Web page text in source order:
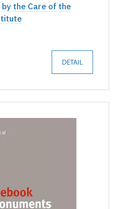
the Care of the
DETAIL